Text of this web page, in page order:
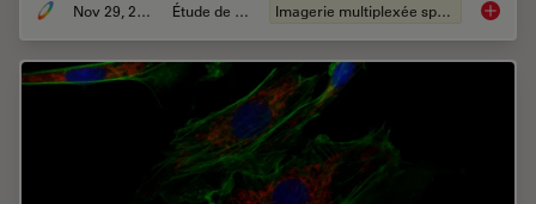
Nov 29, 2023 Étude de cas Imagerie multiplexée spatiale The